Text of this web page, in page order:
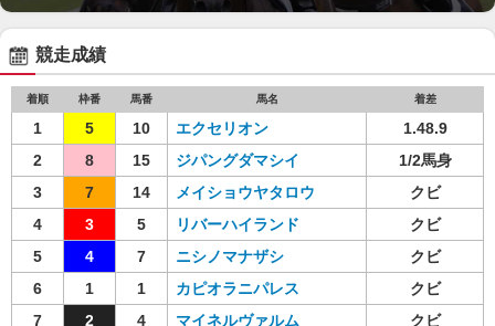
競走成績
着順 枠番 馬番 馬名 着差
1 5 10 エクセリオン
1.48.9
2
8 15 ジパングダマシイ
1/2馬身
3
7 14 メイショウヤタロウ
クビ
4
3 5 リバーハイランド
クビ
5
4 7 ニシノマナザシ
クビ
6
1 1 カピオラニパレス
クビ
7
2 4 マイネルヴァルム
クビ